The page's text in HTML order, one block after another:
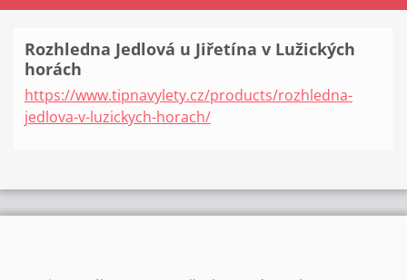
Rozhledna Jedlová u Jiřetína v Lužických
horách
https://www.tipnavylety.cz/products/rozhledna-
jedlova-v-luzickych-horach/